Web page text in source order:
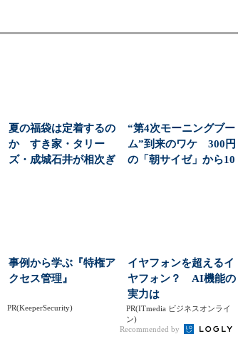
夏の福袋は定着するの
か すき家・タリー
ズ・成城石井が相次ぎ
“第4次モーニングブー
ム”到来のワケ 300円
の「朝サイゼ」から10
事例から学ぶ『特権ア
クセス管理』
PR(KeeperSecurity)
イヤフォンを超えるイ
ヤフォン？ AI機能の
実力は
PR(ITmedia ビジネスオンライ
ン)
Recommended by